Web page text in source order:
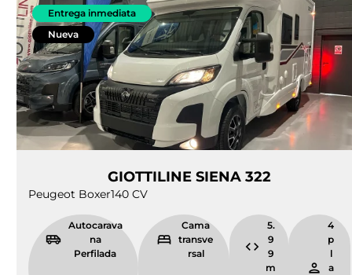
Entrega inmediata
Nueva
GIOTTILINE SIENA 322
Peugeot Boxer140 CV
Autocarava
na
Perfilada
Cama
transve
rsal
5.
9
9
m
4
p
l
a